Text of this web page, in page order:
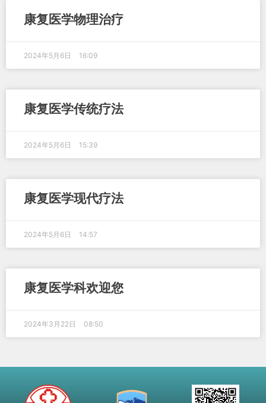
康复医学物理治疗
2024年5月6日 16:09
康复医学传统疗法
2024年5月6日 15:39
康复医学现代疗法
2024年5月6日 14:57
康复医学科欢迎您
2024年3月22日 08:50